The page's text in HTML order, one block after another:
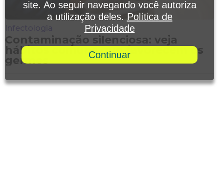
Contaminação silenciosa: veja
hábitos comuns que favorecem os
germes
site. Ao seguir navegando você autoriza
a utilização deles. Política de
Privacidade
Continuar